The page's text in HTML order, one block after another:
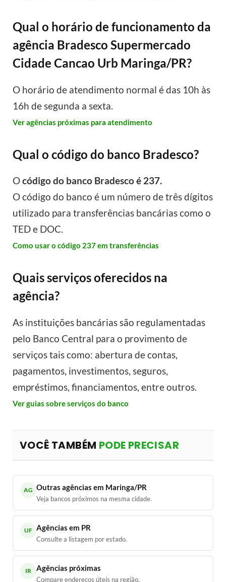
Qual o horário de funcionamento da
agência Bradesco Supermercado
Cidade Cancao Urb Maringa/PR?
O horário de atendimento normal é das 10h às
16h de segunda a sexta.
Ver agências próximas para atendimento
Qual o código do banco Bradesco?
Ocódigo do banco Bradesco é 237.
O código do banco é um número de três dígitos
utilizado para transferências bancárias como o
TED e DOC.
Como usar o código 237 em transferências
Quais serviços oferecidos na
agência?
As instituições bancárias são regulamentadas
pelo Banco Central para o provimento de
serviços tais como: abertura de contas,
pagamentos, investimentos, seguros,
empréstimos, financiamentos, entre outros.
Ver guias sobre serviços do banco
VOCÊ TAMBÉM PODE PRECISAR
AG Outras agências em Maringa/PR
Veja bancos próximos na mesma cidade.
UF Agências em PR
Consulte a listagem por estado.
IR Agências próximas
Compare endereços úteis na região.